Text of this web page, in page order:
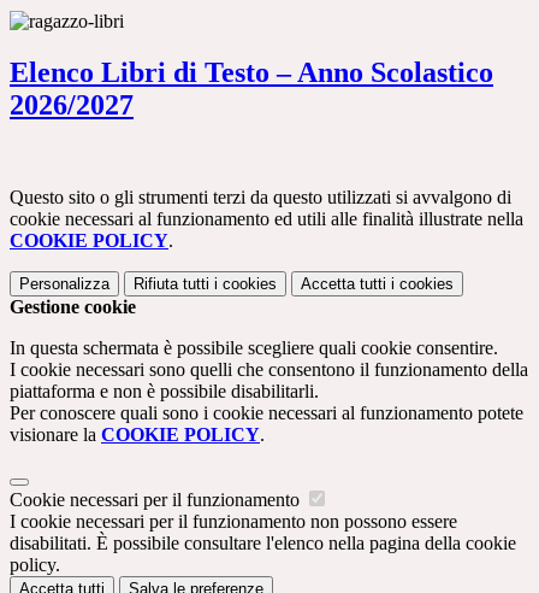
Elenco Libri di Testo – Anno Scolastico
2026/2027
Questo sito o gli strumenti terzi da questo utilizzati si avvalgono di
cookie necessari al funzionamento ed utili alle finalità illustrate nella
COOKIE POLICY.
Personalizza Rifiuta tutti i cookies Accetta tutti i cookies
Gestione cookie
In questa schermata è possibile scegliere quali cookie consentire.
I cookie necessari sono quelli che consentono il funzionamento della
piattaforma e non è possibile disabilitarli.
Per conoscere quali sono i cookie necessari al funzionamento potete
visionare la COOKIE POLICY.
Cookie necessari per il funzionamento
I cookie necessari per il funzionamento non possono essere
disabilitati. È possibile consultare l'elenco nella pagina della cookie
policy.
Accetta tutti Salva le preferenze